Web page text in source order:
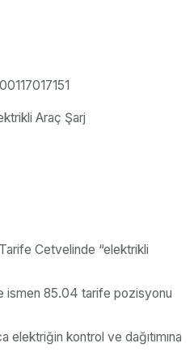
Araç Şarj
Cetvelinde “elektrikli
ismen 85.04 tarife pozisyonu
elektriğin kontrol ve dağıtımına